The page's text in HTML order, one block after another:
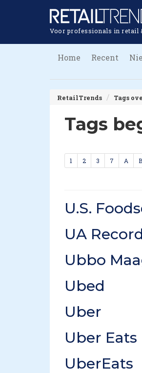
Voor professionals in retail
Home Recent
RetailTrends Tags
Tags
1 2 3 7 A B
U.S.
UA Record
Ubbo
Ubed
Uber
Uber Eats
UberEats